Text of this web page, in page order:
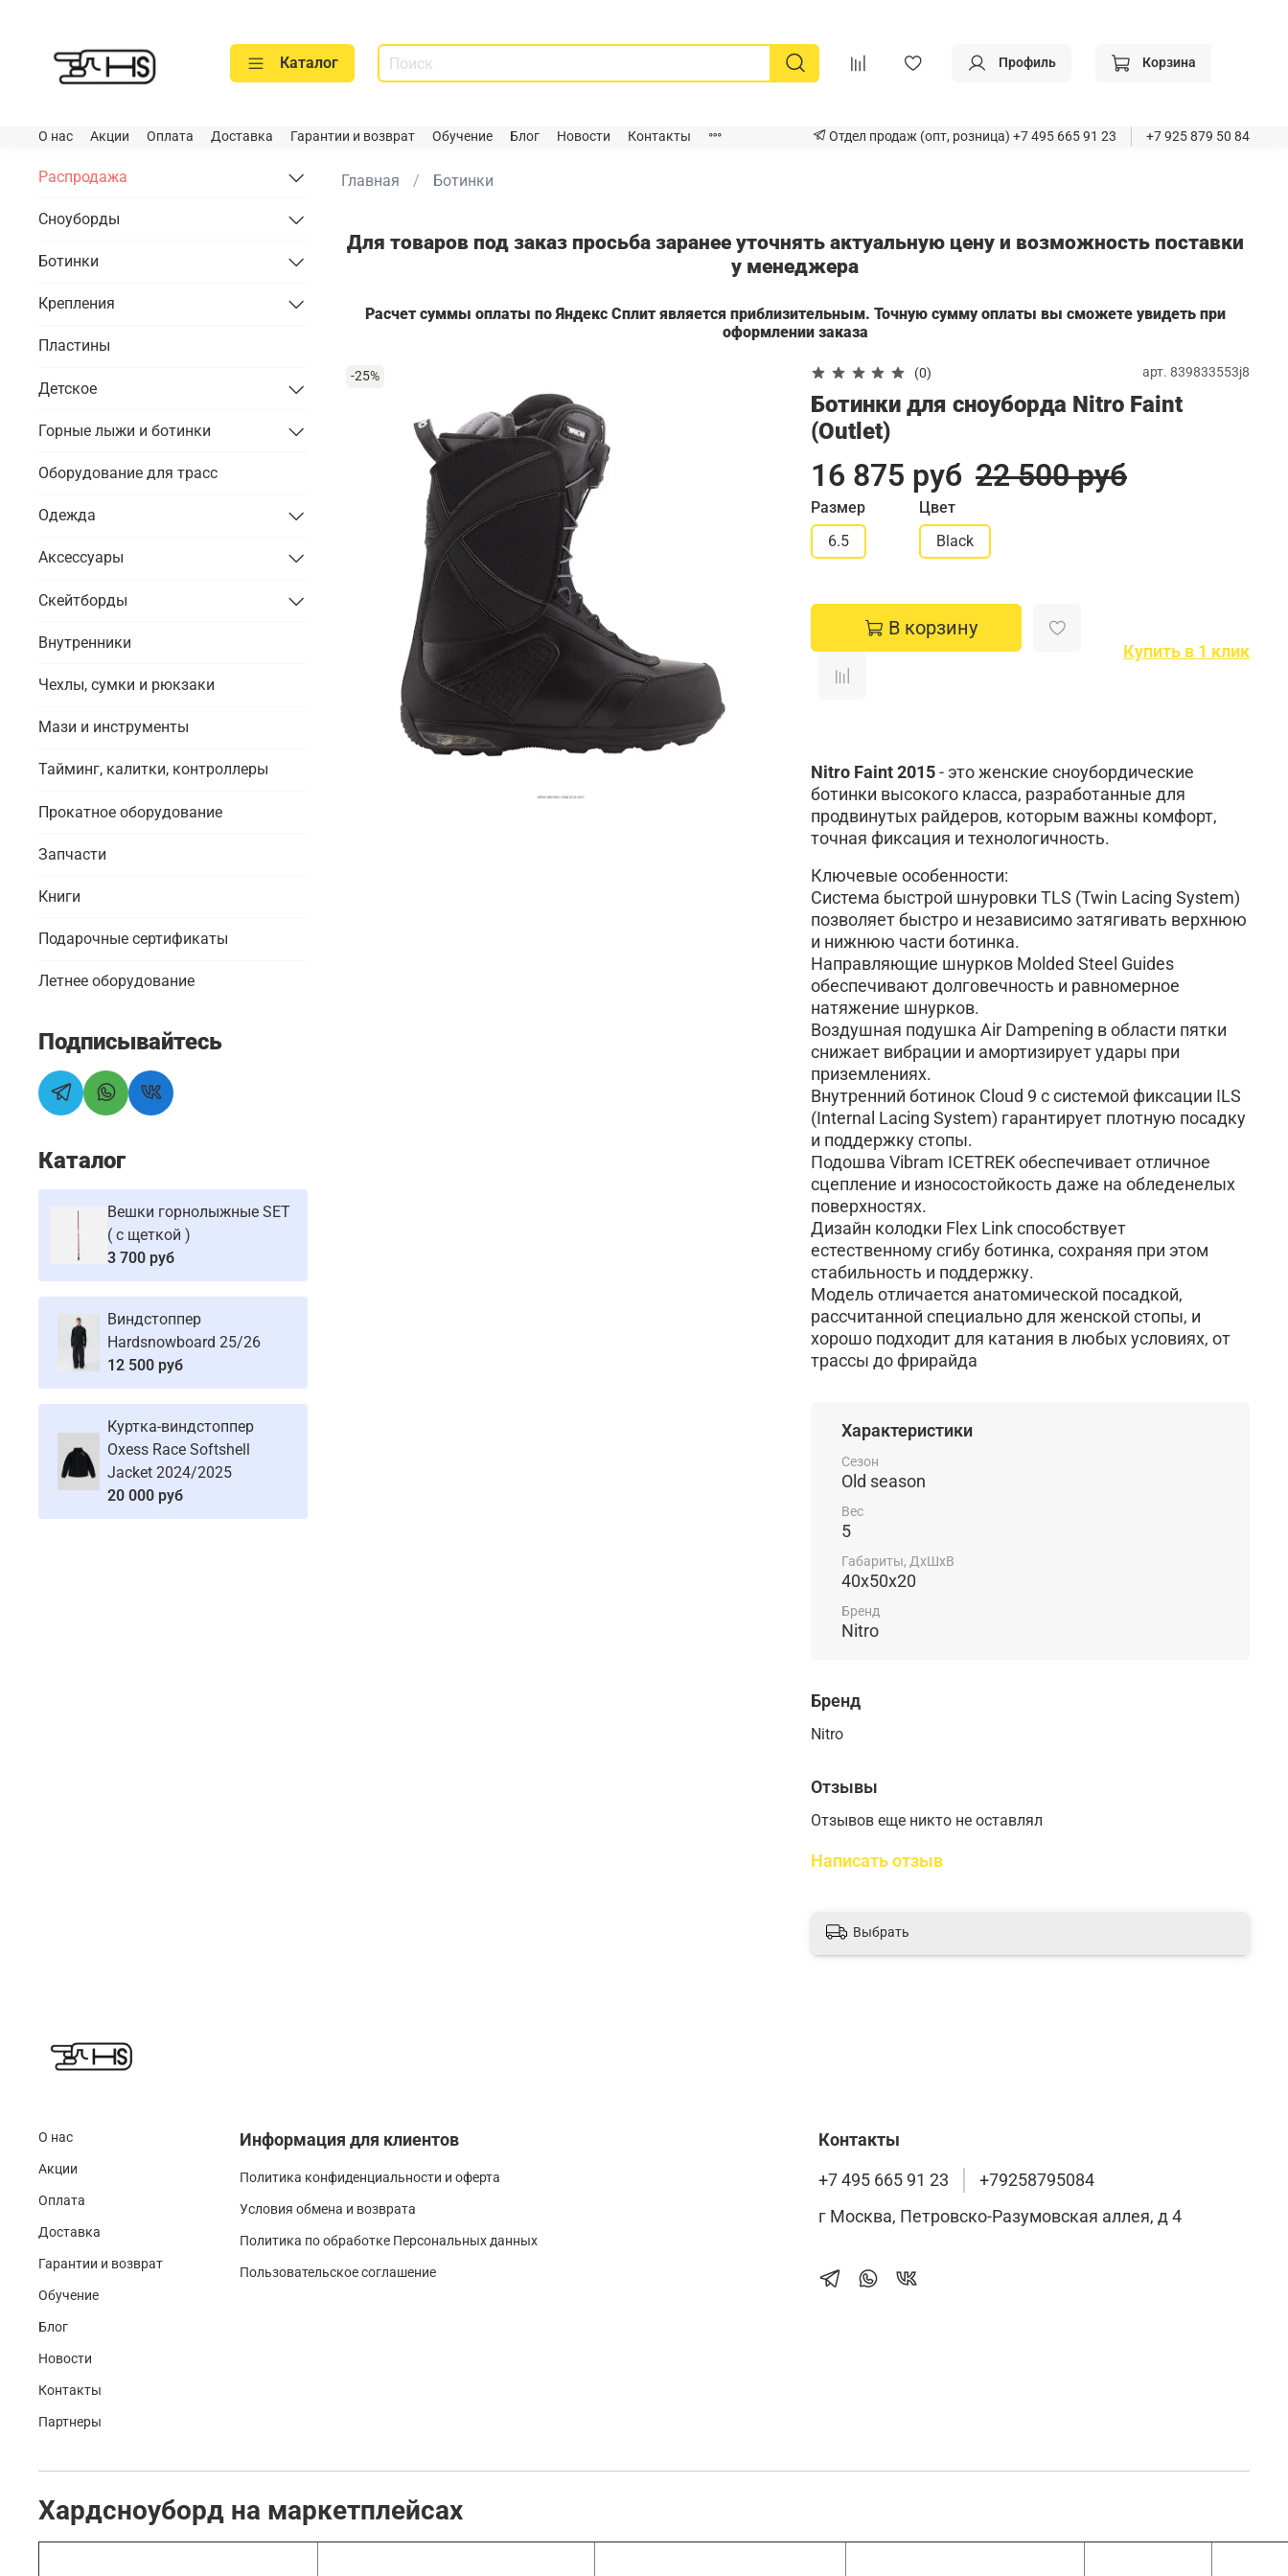
Каталог Профиль Корзина
О нас Акции Оплата Доставка Гарантии и возврат Обучение Блог Новости Контакты Отдел продаж (опт, розница) +7 495 665 91 23 +7 925 879 50 84
Главная Ботинки
Для товаров под заказ просьба заранее уточнять актуальную цену и возможность поставки
у менеджера
Расчет суммы оплаты по Яндекс Сплит является приблизительным. Точную сумму оплаты вы сможете увидеть при
оформлении заказа
-25% (0) арт. 839833553j8
Ботинки для сноуборда Nitro Faint
(Outlet)
16 875 руб 22 500 руб
Размер
6.5
Цвет
Black
В корзину
Купить в 1 клик
Nitro Faint 2015- это женские сноубордические
ботинки высокого класса, разработанные для
продвинутых райдеров, которым важны комфорт,
точная фиксация и технологичность.
Ключевые особенности:
Система быстрой шнуровки TLS (Twin Lacing System)
позволяет быстро и независимо затягивать верхнюю
и нижнюю части ботинка.
Направляющие шнурков Molded Steel Guides
обеспечивают долговечность и равномерное
натяжение шнурков.
Воздушная подушка Air Dampening в области пятки
снижает вибрации и амортизирует удары при
приземлениях.
Внутренний ботинок Cloud 9 с системой фиксации ILS
(Internal Lacing System) гарантирует плотную посадку
и поддержку стопы.
Подошва Vibram ICETREK обеспечивает отличное
сцепление и износостойкость даже на обледенелых
поверхностях.
Дизайн колодки Flex Link способствует
естественному сгибу ботинка, сохраняя при этом
стабильность и поддержку.
Модель отличается анатомической посадкой,
рассчитанной специально для женской стопы, и
хорошо подходит для катания в любых условиях, от
трассы до фрирайда
Характеристики
Сезон
Old season
Вес
5
Габариты, ДхШхВ
40х50х20
Бренд
Nitro
Бренд
Nitro
Отзывы
Отзывов еще никто не оставлял
Написать отзыв
Выбрать
Распродажа
Сноуборды
Ботинки
Крепления
Пластины
Детское
Горные лыжи и ботинки
Оборудование для трасс
Одежда
Аксессуары
Скейтборды
Внутренники
Чехлы, сумки и рюкзаки
Мази и инструменты
Тайминг, калитки, контроллеры
Прокатное оборудование
Запчасти
Книги
Подарочные сертификаты
Летнее оборудование
Подписывайтесь
Каталог
Вешки горнолыжные SET
( с щеткой )
3 700 руб
Виндстоппер
Hardsnowboard 25/26
12 500 руб
Куртка-виндстоппер
Oxess Race Softshell
Jacket 2024/2025
20 000 руб
О нас
Акции
Оплата
Доставка
Гарантии и возврат
Обучение
Блог
Новости
Контакты
Партнеры
Информация для клиентов
Политика конфиденциальности и оферта
Условия обмена и возврата
Политика по обработке Персональных данных
Пользовательское соглашение
Контакты
+7 495 665 91 23
+79258795084
г Москва, Петровско-Разумовская аллея, д 4
Хардсноуборд на маркетплейсах